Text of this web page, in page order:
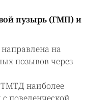
пузырь (ГМП) и
на
позывов через
ТМТД наиболее
поведенческой